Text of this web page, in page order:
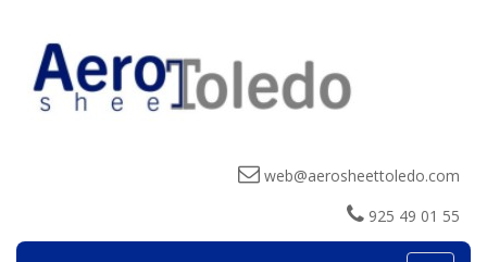
web@aerosheettoledo.com
925 49 01 55